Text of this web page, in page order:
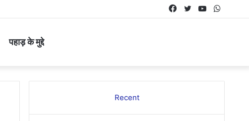
YouTube
Twitter
Facebook
पहाड़ के मुद्दे
Recent